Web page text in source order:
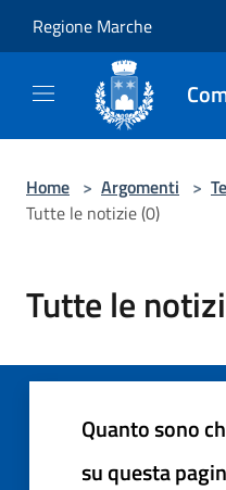
Regione Marche
Home > Argomenti >
Tutte le notizie (0)
Tutte le
Quanto sono
su questa